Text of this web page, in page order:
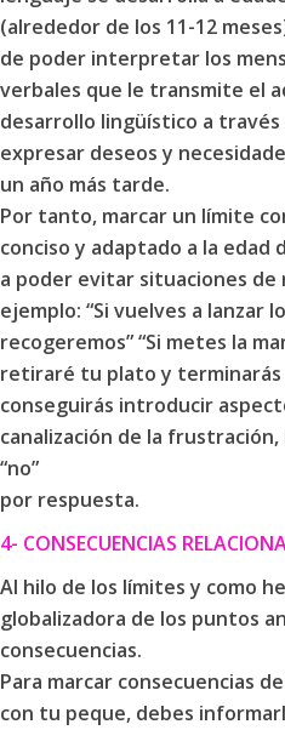
(alrededor de los 11-12
de poder interpretar los
verbales que le transmite el
desarrollo lingüístico a través
expresar deseos y
un año más tarde.
Por tanto, marcar un límite
conciso y adaptado a la edad
a poder evitar situaciones
ejemplo: “Si vuelves a lanzar
recogeremos” “Si metes la
retiraré tu plato y terminarás
conseguirás introducir
canalización de la
“no”
por respuesta.
4- CONSECUENCIAS
Al hilo de los límites y como
globalizadora de los puntos
consecuencias.
Para marcar consecuencias
con tu peque, debes